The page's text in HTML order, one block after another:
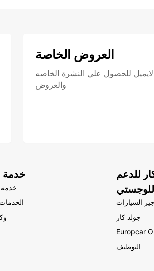
العروض الخاصة
للحصول علي النشرة الخاصه
والعروض
خدمة
للدعم
اللوجستي
السيارات
جولد كار
Europcar
التوظيف